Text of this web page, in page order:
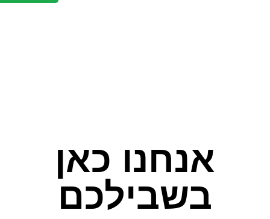
אנחנו כאן
בשבילכם